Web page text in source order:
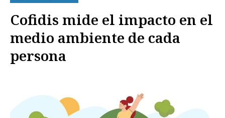
Cofidis mide el impacto en el
medio ambiente de cada
persona